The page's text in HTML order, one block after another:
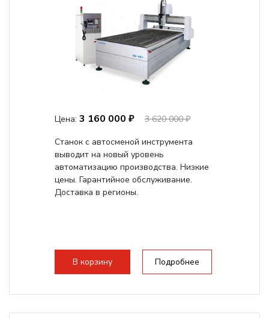
Цена: 3 160 000 ₽
3 620 000 ₽
Станок с автосменой инструмента
выводит на новый уровень
автоматизацию производства. Низкие
цены. Гарантийное обслуживание.
Доставка в регионы.
В корзину Подробнее